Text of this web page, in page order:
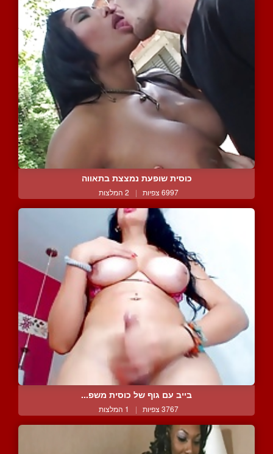
כוסית שופעת נמצצת בתאווה
6997 צפיות | 2 המלצות
בייב עם גוף של כוסית משפ...
3767 צפיות | 1 המלצות